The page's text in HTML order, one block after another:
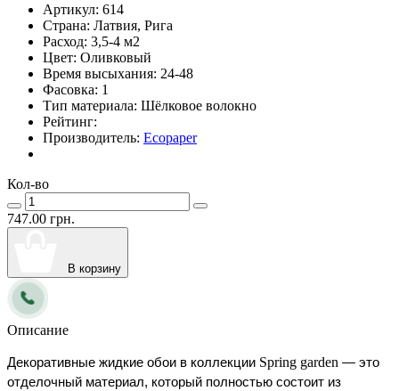
Артикул: 614
Страна: Латвия, Рига
Расход: 3,5-4 м2
Цвет: Оливковый
Время высыхания: 24-48
Фасовка: 1
Тип материала: Шёлковое волокно
Рейтинг:
Производитель: Ecopaper
Кол-во
747.00 грн.
В корзину
Описание
Декоративные жидкие обои в коллекции Spring garden — это
отделочный материал, который полностью состоит из